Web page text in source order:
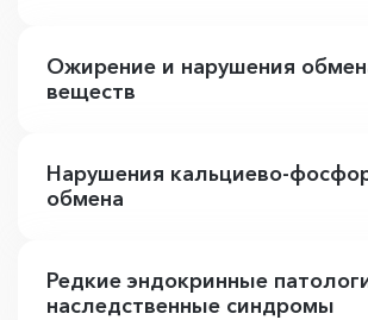
Ожирение и нарушения
веществ
Нарушения кальциево-
обмена
Редкие эндокринные
наследственные синдромы